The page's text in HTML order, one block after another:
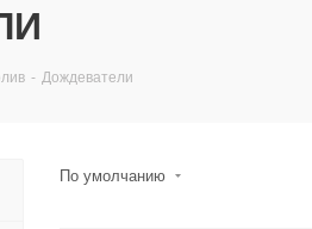
- Дождеватели
По умолчанию